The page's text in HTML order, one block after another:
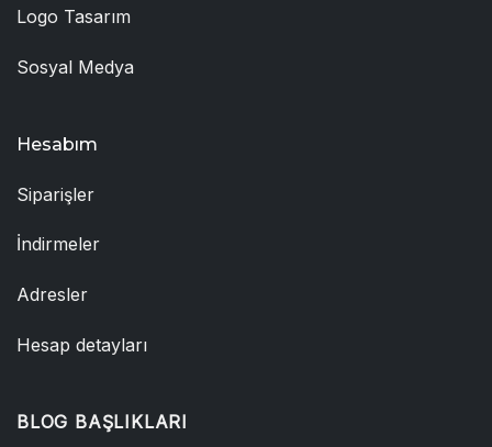
Logo Tasarım
Sosyal Medya
Hesabım
Siparişler
İndirmeler
Adresler
Hesap detayları
BLOG BAŞLIKLARI